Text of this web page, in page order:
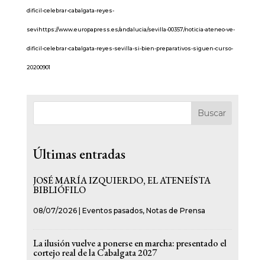
dificil-celebrar-cabalgata-reyes-
sevihttps://www.europapress.es/andalucia/sevilla-00357/noticia-ateneo-ve-
dificil-celebrar-cabalgata-reyes-sevilla-si-bien-preparativos-siguen-curso-
20200901
Buscar
Últimas entradas
JOSÉ MARÍA IZQUIERDO, EL ATENEÍSTA
BIBLIÓFILO
08/07/2026| Eventos pasados, Notas de Prensa
La ilusión vuelve a ponerse en marcha: presentado el
cortejo real de la Cabalgata 2027